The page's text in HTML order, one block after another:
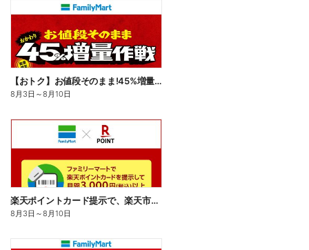
【おトク】お値段そのまま!45%増量作戦!
8月3日 ～8月10日
楽天ポイントカード提示で、楽天市場でのお買い物がおトクに!
8月3日 ～8月10日